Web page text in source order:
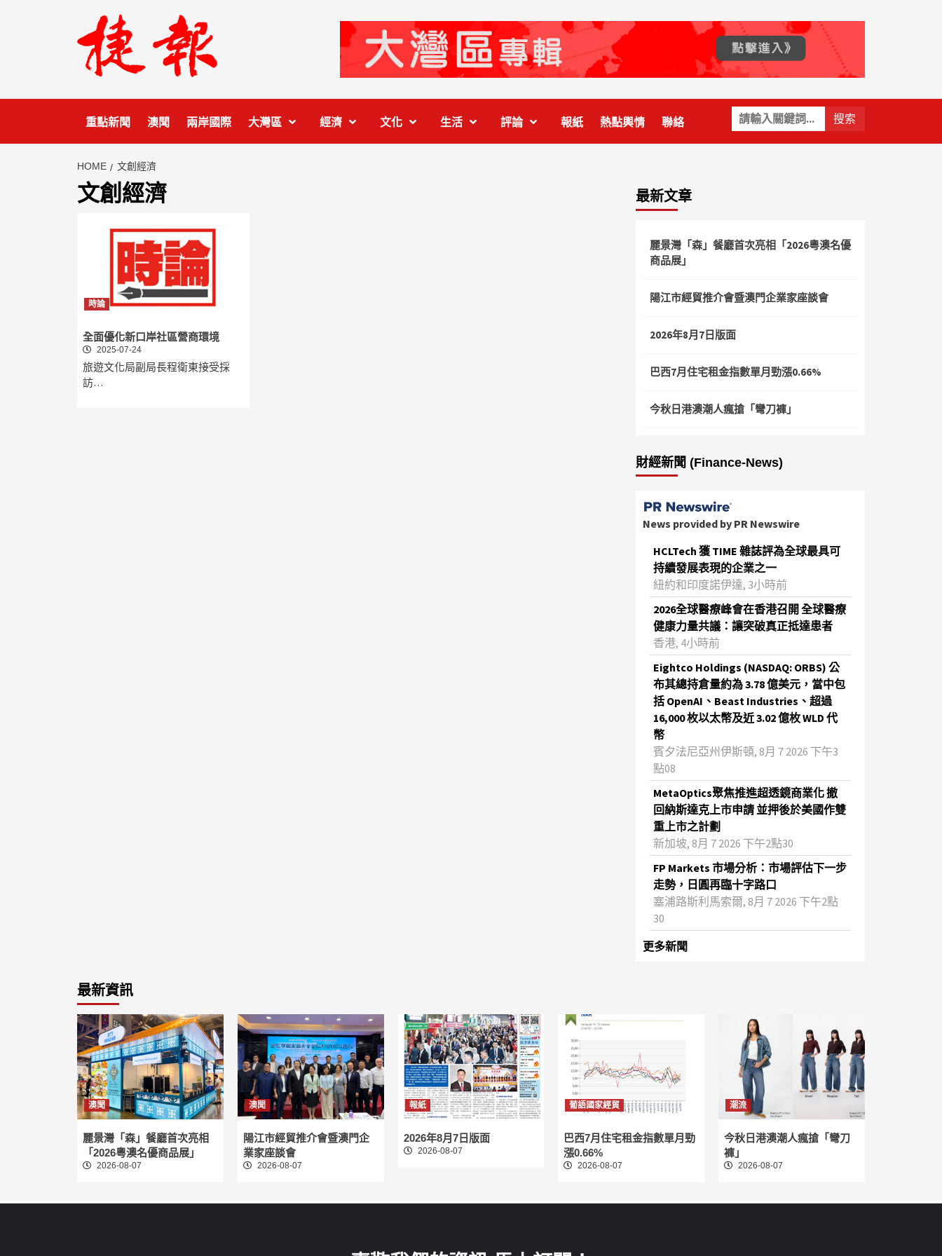
關
鍵
字:
重點新聞 澳聞 兩岸國際 大灣區 經濟 文化 生活 評論 報紙 熱點輿情 聯絡
HOME 文創經濟
文創經濟
時論
全面優化新口岸社區營商環境
2025-07-24
旅遊文化局副局長程衛東接受採
訪…
最新文章
麗景灣「森」餐廳首次亮相「2026粵澳名優
商品展」
陽江市經貿推介會暨澳門企業家座談會
2026年8月7日版面
巴西7月住宅租金指數單月勁漲0.66%
今秋日港澳潮人瘋搶「彎刀褲」
財經新聞 (Finance-News)
News provided by PR Newswire
HCLTech 獲 TIME 雜誌評為全球最具可
持續發展表現的企業之一
紐約和印度諾伊達, 3小時前
2026全球醫療峰會在香港召開 全球醫療
健康力量共議：讓突破真正抵達患者
香港, 4小時前
Eightco Holdings (NASDAQ: ORBS) 公
布其總持倉量約為 3.78 億美元，當中包
括 OpenAI、Beast Industries、超過
16,000 枚以太幣及近 3.02 億枚 WLD 代
幣
賓夕法尼亞州伊斯頓, 8月 7 2026 下午3
點08
MetaOptics聚焦推進超透鏡商業化 撤
回納斯達克上市申請 並押後於美國作雙
重上市之計劃
新加坡, 8月 7 2026 下午2點30
FP Markets 市場分析：市場評估下一步
走勢，日圓再臨十字路口
塞浦路斯利馬索爾, 8月 7 2026 下午2點
30
更多新聞
最新資訊
澳聞
麗景灣「森」餐廳首次亮相
「2026粵澳名優商品展」
2026-08-07
澳聞
陽江市經貿推介會暨澳門企
業家座談會
2026-08-07
報紙
2026年8月7日版面
2026-08-07
葡語國家經貿
巴西7月住宅租金指數單月勁
漲0.66%
2026-08-07
潮流
今秋日港澳潮人瘋搶「彎刀
褲」
2026-08-07